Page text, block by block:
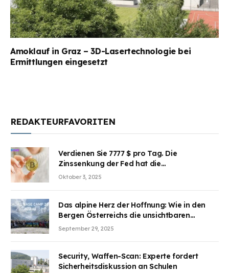
Amoklauf in Graz – 3D-Lasertechnologie bei
Ermittlungen eingesetzt
REDAKTEURFAVORITEN
Verdienen Sie 7777 $ pro Tag. Die
Zinssenkung der Fed hat die
Aufmerksamkeit des Marktes erregt.
Oktober 3, 2025
Das alpine Herz der Hoffnung: Wie in den
Bergen Österreichs die unsichtbaren
Wunden des Kriegesheilen
September 29, 2025
Security, Waffen-Scan: Experte fordert
Sicherheitsdiskussion an Schulen